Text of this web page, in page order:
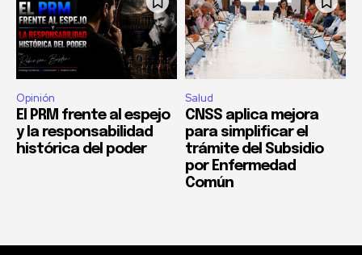
Opinión
El PRM frente al espejo
y la responsabilidad
histórica del poder
Salud
CNSS aplica mejora
para simplificar el
trámite del Subsidio
por Enfermedad
Común